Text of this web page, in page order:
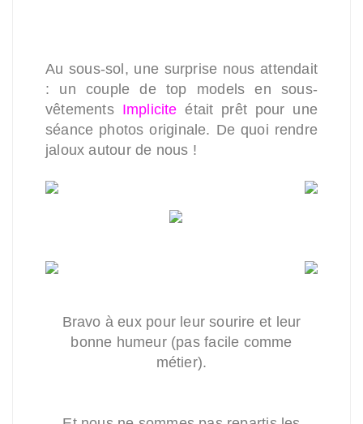
Au sous-sol, une surprise nous attendait
: un couple de top models en sous-
vêtements Implicite était prêt pour une
séance photos originale. De quoi rendre
jaloux autour de nous !
Bravo à eux pour leur sourire et leur
bonne humeur (pas facile comme
métier).